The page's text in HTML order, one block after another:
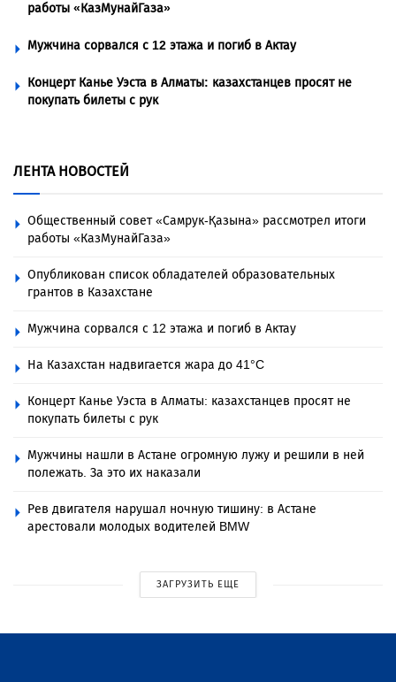
работы «КазМунайГаза»
Мужчина сорвался с 12 этажа и погиб в Актау
Концерт Канье Уэста в Алматы: казахстанцев просят не
покупать билеты с рук
ЛЕНТА НОВОСТЕЙ
Общественный совет «Самрук-Қазына» рассмотрел итоги
работы «КазМунайГаза»
Опубликован список обладателей образовательных
грантов в Казахстане
Мужчина сорвался с 12 этажа и погиб в Актау
На Казахстан надвигается жара до 41°C
Концерт Канье Уэста в Алматы: казахстанцев просят не
покупать билеты с рук
Мужчины нашли в Астане огромную лужу и решили в ней
полежать. За это их наказали
Рев двигателя нарушал ночную тишину: в Астане
арестовали молодых водителей BMW
ЗАГРУЗИТЬ ЕЩЕ